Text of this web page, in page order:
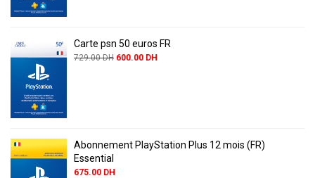
Carte psn 50 euros FR
729.00DH 600.00 DH
Abonnement PlayStation Plus 12 mois (FR)
Essential
675.00 DH